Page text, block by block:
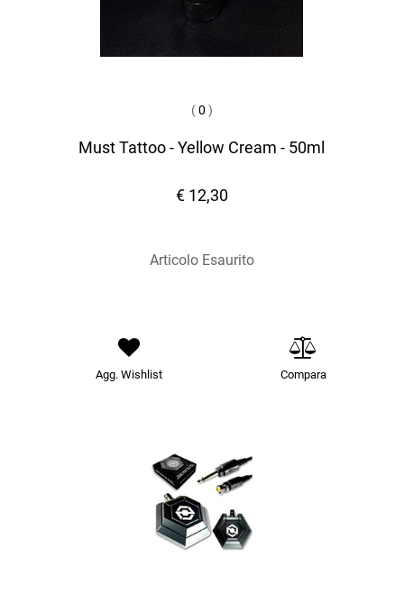
(0 )
Must Tattoo - Yellow Cream - 50ml
€ 12,30
Articolo Esaurito
Agg. Wishlist Compara